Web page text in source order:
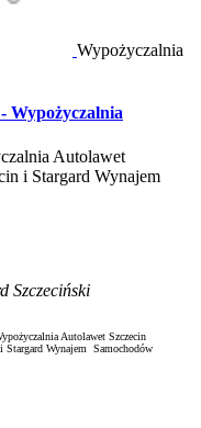
Wypożyczalnia
Wypożyczalnia
Autolawet
i Stargard Wynajem
Szczeciński
Autolawet Szczecin
Stargard Wynajem Samochodów